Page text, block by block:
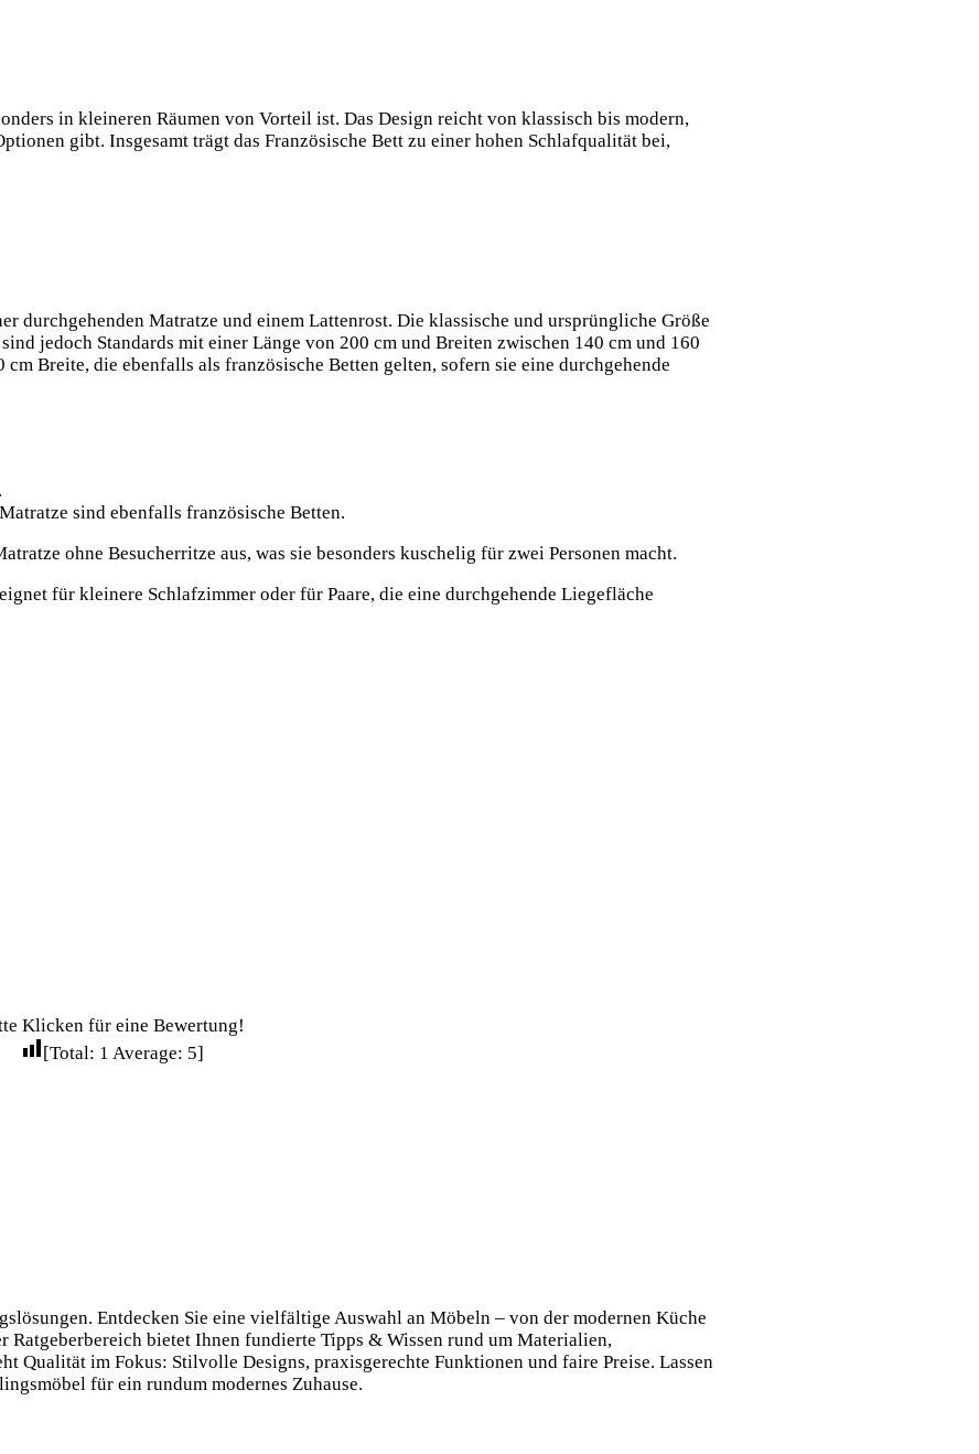
in kleineren Räumen von Vorteil ist. Das Design reicht von klassisch bis modern,
gibt. Insgesamt trägt das Französische Bett zu einer hohen Schlafqualität bei,
durchgehenden Matratze und einem Lattenrost. Die klassische und ursprüngliche Größe
jedoch Standards mit einer Länge von 200 cm und Breiten zwischen 140 cm und 160
Breite, die ebenfalls als französische Betten gelten, sofern sie eine durchgehende
sind ebenfalls französische Betten.
ohne Besucherritze aus, was sie besonders kuschelig für zwei Personen macht.
für kleinere Schlafzimmer oder für Paare, die eine durchgehende Liegefläche
Klicken für eine Bewertung!
[Total: 1 Average: 5]
Entdecken Sie eine vielfältige Auswahl an Möbeln – von der modernen Küche
Ratgeberbereich bietet Ihnen fundierte Tipps & Wissen rund um Materialien,
Qualität im Fokus: Stilvolle Designs, praxis­gerechte Funktionen und faire Preise. Lassen
für ein rundum modernes Zuhause.